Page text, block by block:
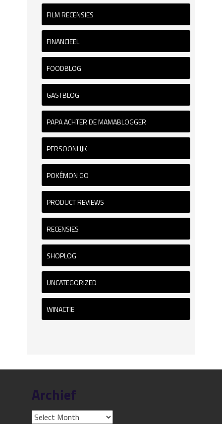
FILM RECENSIES
FINANCIEEL
FOODBLOG
GASTBLOG
PAPA ACHTER DE MAMABLOGGER
PERSOONLIJK
POKÉMON GO
PRODUCT REVIEWS
RECENSIES
SHOPLOG
UNCATEGORIZED
WINACTIE
Archief